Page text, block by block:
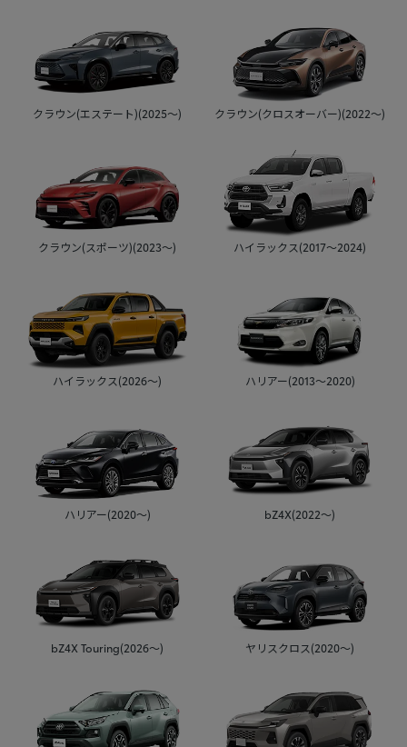
クラウン(エステート)(2025～) クラウン(クロスオーバー)(2022～)
クラウン(スポーツ)(2023～) ハイラックス(2017～2024)
ハイラックス(2026～) ハリアー(2013～2020)
ハリアー(2020～) bZ4X(2022～)
bZ4X Touring(2026～) ヤリスクロス(2020～)